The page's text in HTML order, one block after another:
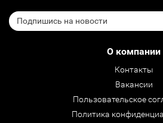
О компании
Контакты
Вакансии
Пользовательское
Политика